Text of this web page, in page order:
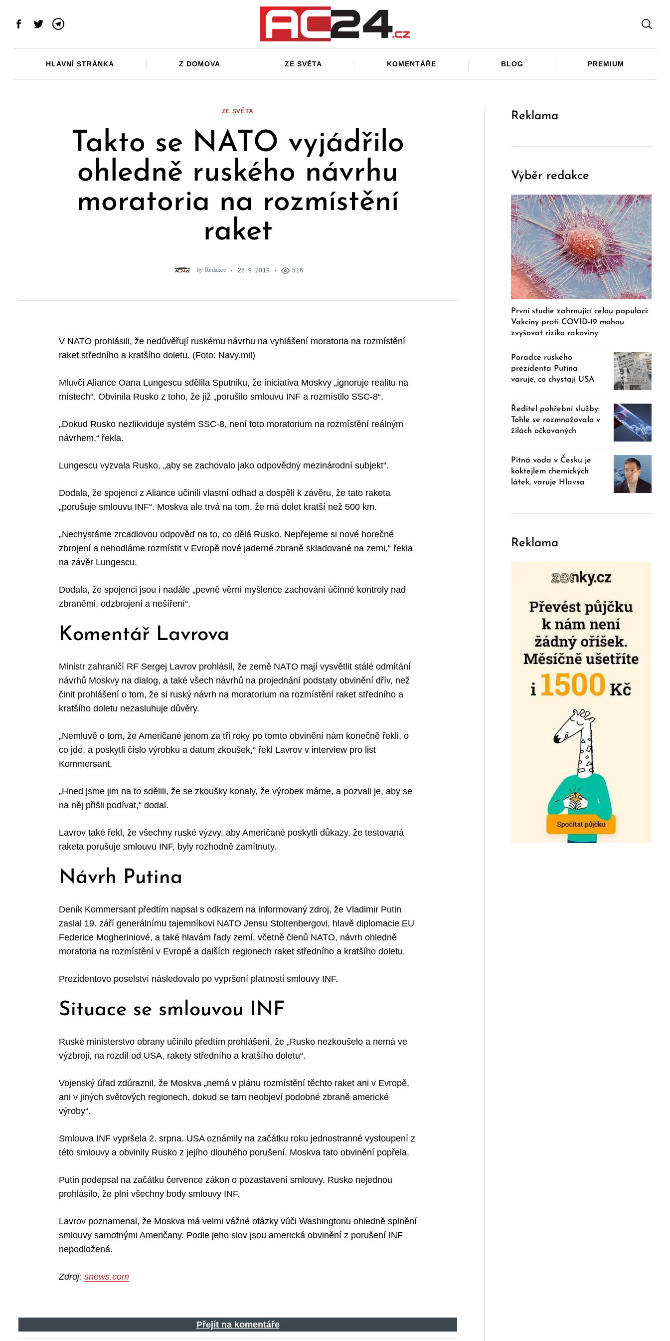
Facebook
TwitterTelegram
HLAVNÍ STRÁNKA Z DOMOVA ZE SVĚTA KOMENTÁŘE BLOG PREMIUM
ZE SVĚTA
Takto se NATO vyjádřilo
ohledně ruského návrhu
moratoria na rozmístění
raket
by Redakce 26. 9. 2019 516
V NATO prohlásili, že nedůvěřují ruskému návrhu na vyhlášení moratoria na rozmístění
raket středního a kratšího doletu. (Foto: Navy.mil)
Mluvčí Aliance Oana Lungescu sdělila Sputniku, že iniciativa Moskvy „ignoruje realitu na
místech“. Obvinila Rusko z toho, že již „porušilo smlouvu INF a rozmístilo SSC-8“.
„Dokud Rusko nezlikviduje systém SSC-8, není toto moratorium na rozmístění reálným
návrhem,“ řekla.
Lungescu vyzvala Rusko, „aby se zachovalo jako odpovědný mezinárodní subjekt“.
Dodala, že spojenci z Aliance učinili vlastní odhad a dospěli k závěru, že tato raketa
„porušuje smlouvu INF“. Moskva ale trvá na tom, že má dolet kratší než 500 km.
„Nechystáme zrcadlovou odpověď na to, co dělá Rusko. Nepřejeme si nové horečné
zbrojení a nehodláme rozmístit v Evropě nové jaderné zbraně skladované na zemi,“ řekla
na závěr Lungescu.
Dodala, že spojenci jsou i nadále „pevně věrni myšlence zachování účinné kontroly nad
zbraněmi, odzbrojení a nešíření“.
Komentář Lavrova
Ministr zahraničí RF Sergej Lavrov prohlásil, že země NATO mají vysvětlit stálé odmítání
návrhů Moskvy na dialog, a také všech návrhů na projednání podstaty obvinění dřív, než
činit prohlášení o tom, že si ruský návrh na moratorium na rozmístění raket středního a
kratšího doletu nezasluhuje důvěry.
„Nemluvě o tom, že Američané jenom za tři roky po tomto obvinění nám konečně řekli, o
co jde, a poskytli číslo výrobku a datum zkoušek,“ řekl Lavrov v interview pro list
Kommersant.
„Hned jsme jim na to sdělili, že se zkoušky konaly, že výrobek máme, a pozvali je, aby se
na něj přišli podívat,“ dodal.
Lavrov také řekl, že všechny ruské výzvy, aby Američané poskytli důkazy, že testovaná
raketa porušuje smlouvu INF, byly rozhodně zamítnuty.
Návrh Putina
Deník Kommersant předtím napsal s odkazem na informovaný zdroj, že Vladimir Putin
zaslal 19. září generálnímu tajemníkovi NATO Jensu Stoltenbergovi, hlavě diplomacie EU
Federice Mogheriniové, a také hlavám řady zemí, včetně členů NATO, návrh ohledně
moratoria na rozmístění v Evropě a dalších regionech raket středního a kratšího doletu.
Prezidentovo poselství následovalo po vypršení platnosti smlouvy INF.
Situace se smlouvou INF
Ruské ministerstvo obrany učinilo předtím prohlášení, že „Rusko nezkoušelo a nemá ve
výzbroji, na rozdíl od USA, rakety středního a kratšího doletu“.
Vojenský úřad zdůraznil, že Moskva „nemá v plánu rozmístění těchto raket ani v Evropě,
ani v jiných světových regionech, dokud se tam neobjeví podobné zbraně americké
výroby“.
Smlouva INF vypršela 2. srpna. USA oznámily na začátku roku jednostranné vystoupení z
této smlouvy a obvinily Rusko z jejího dlouhého porušení. Moskva tato obvinění popřela.
Putin podepsal na začátku července zákon o pozastavení smlouvy. Rusko nejednou
prohlásilo, že plní všechny body smlouvy INF.
Lavrov poznamenal, že Moskva má velmi vážné otázky vůči Washingtonu ohledně splnění
smlouvy samotnými Američany. Podle jeho slov jsou americká obvinění z porušení INF
nepodložená.
Zdroj: snews.com
Přejít na komentáře
Reklama
Výběr redakce
První studie zahrnující celou populaci:
Vakcíny proti COVID-19 mohou
zvyšovat riziko rakoviny
Poradce ruského
prezidenta Putina
varuje, co chystají USA
Ředitel pohřební služby:
Tohle se rozmnožovalo v
žilách očkovaných
Pitná voda v Česku je
koktejlem chemických
látek, varuje Hlavsa
Reklama
Search